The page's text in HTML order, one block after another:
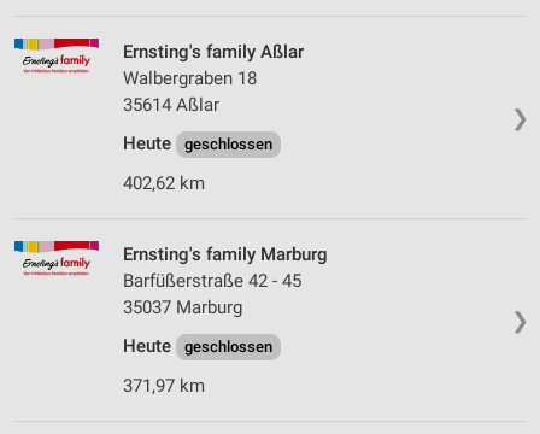
❯
Ernsting's family Aßlar
Walbergraben 18
35614 Aßlar
Heute
geschlossen
402,62 km
❯
Ernsting's family Marburg
Barfüßerstraße 42 - 45
35037 Marburg
Heute
geschlossen
371,97 km